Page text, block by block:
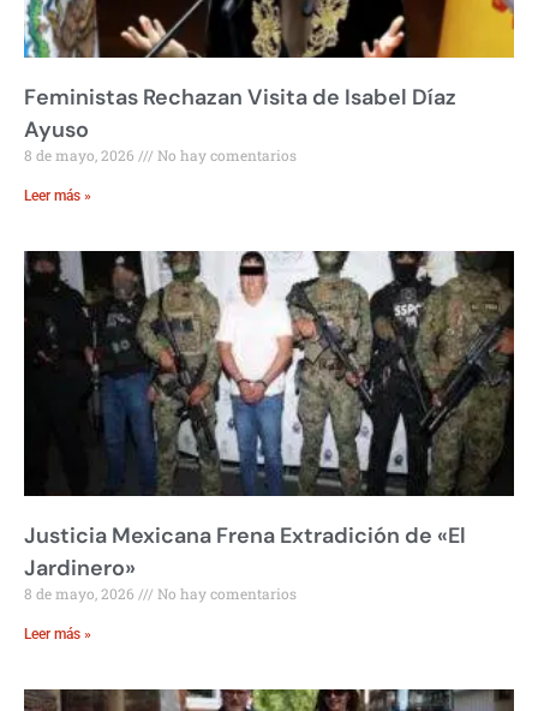
Feministas Rechazan Visita de Isabel Díaz
Ayuso
8 de mayo, 2026 No hay comentarios
Leer más »
Justicia Mexicana Frena Extradición de «El
Jardinero»
8 de mayo, 2026 No hay comentarios
Leer más »